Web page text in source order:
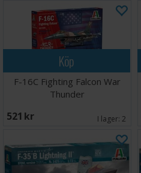
Köp
F-16C Fighting Falcon War
Thunder
521 SEK I lager: 2